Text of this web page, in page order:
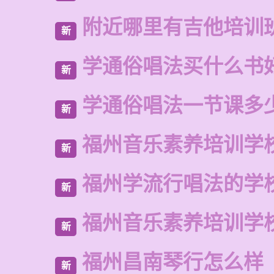
新 附近哪里有吉他培训
新 学通俗唱法买什么书
新 学通俗唱法一节课多
新 福州音乐素养培训学
新 福州学流行唱法的学
新 福州音乐素养培训学
新 福州昌南琴行怎么样